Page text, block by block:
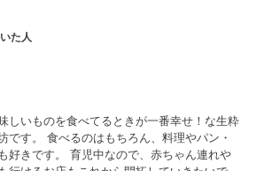
た人
しいものを食べてるときが一番幸せ！な生粋
です。 食べるのはもちろん、料理やパン・
好きです。 育児中なので、赤ちゃん連れや